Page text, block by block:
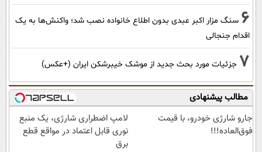
6 سنگ مزار اکبر عبدی بدون اطلاع خانواده نصب شد؛ واکنش‌ها به یک
اقدام جنجالی
7 جزئیات مورد بحث جدید از موشک خیبرشکن ایران (+عکس)
مطالب پیشنهادی
جارو شارژی خودرو، با قیمت
فوق‌العاده!!!
لامپ اضطراری شارژی، یک منبع
نوری قابل اعتماد در مواقع قطع
برق